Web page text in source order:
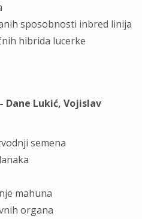
sposobnosti inbred linija
hibrida lucerke
– Dane Lukić, Vojislav
semena
mahuna
organa